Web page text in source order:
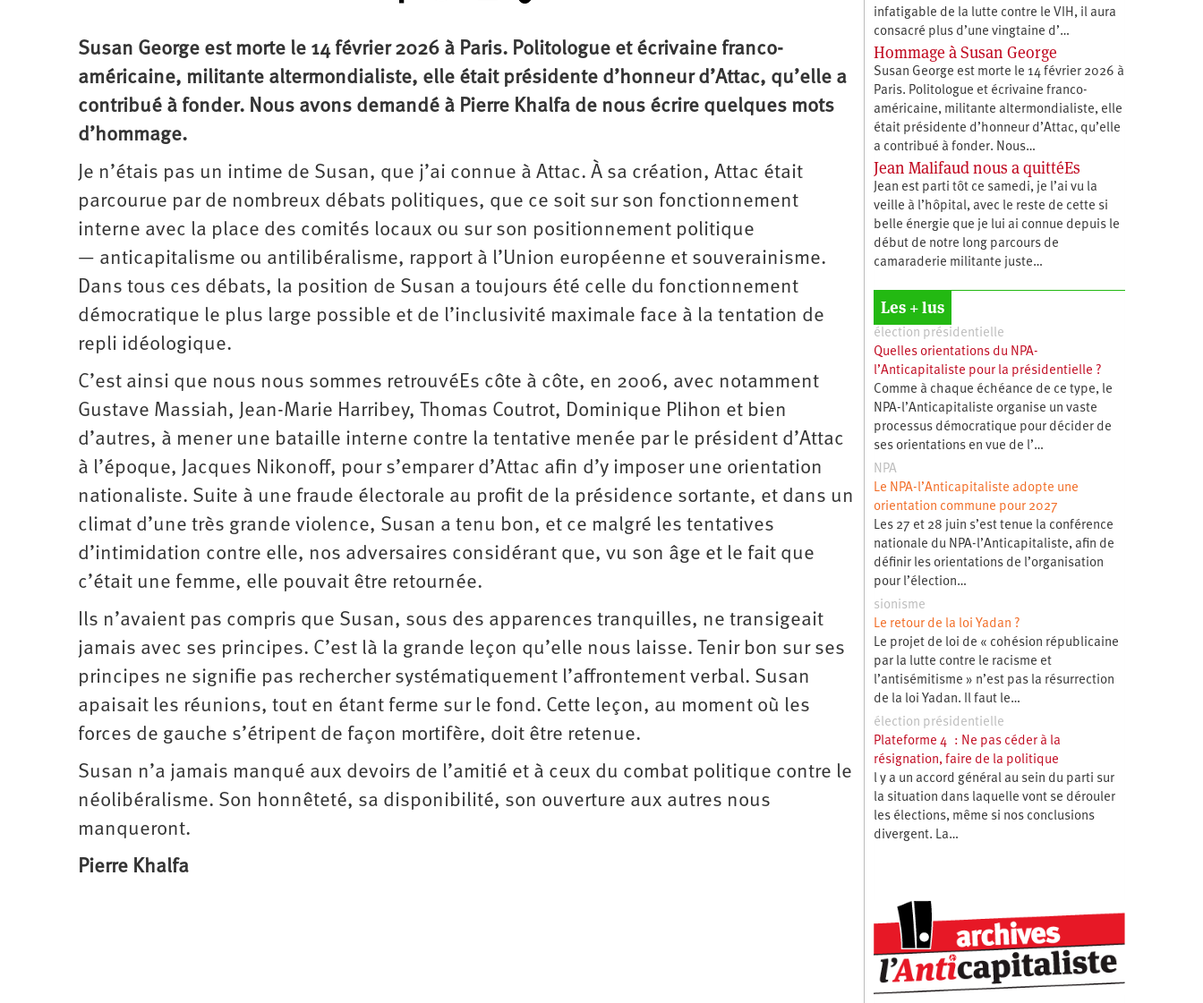
Susan George est morte le 14 février 2026 à Paris. Politologue et écrivaine franco-
américaine, militante altermondialiste, elle était présidente d’honneur d’Attac, qu’elle a
contribué à fonder. Nous avons demandé à Pierre Khalfa de nous écrire quelques mots
d’hommage.
Je n’étais pas un intime de Susan, que j’ai connue à Attac. À sa création, Attac était
parcourue par de nombreux débats politiques, que ce soit sur son fonctionnement
interne avec la place des comités locaux ou sur son positionnement politique
— anticapitalisme ou antilibéralisme, rapport à l’Union européenne et souverainisme.
Dans tous ces débats, la position de Susan a toujours été celle du fonctionnement
démocratique le plus large possible et de l’inclusivité maximale face à la tentation de
repli idéologique.
C’est ainsi que nous nous sommes retrouvéEs côte à côte, en 2006, avec notamment
Gustave Massiah, Jean-Marie Harribey, Thomas Coutrot, Dominique Plihon et bien
d’autres, à mener une bataille interne contre la tentative menée par le président d’Attac
à l’époque, Jacques Nikonoff, pour s’emparer d’Attac afin d’y imposer une orientation
nationaliste. Suite à une fraude électorale au profit de la présidence sortante, et dans un
climat d’une très grande violence, Susan a tenu bon, et ce malgré les tentatives
d’intimidation contre elle, nos adversaires considérant que, vu son âge et le fait que
c’était une femme, elle pouvait être retournée.
Ils n’avaient pas compris que Susan, sous des apparences tranquilles, ne transigeait
jamais avec ses principes. C’est là la grande leçon qu’elle nous laisse. Tenir bon sur ses
principes ne signifie pas rechercher systématiquement l’affrontement verbal. Susan
apaisait les réunions, tout en étant ferme sur le fond. Cette leçon, au moment où les
forces de gauche s’étripent de façon mortifère, doit être retenue.
Susan n’a jamais manqué aux devoirs de l’amitié et à ceux du combat politique contre le
néo­libéralisme. Son honnêteté, sa disponibilité, son ouverture aux autres nous
manqueront.
Pierre Khalfa
infatigable de la lutte contre le VIH, il aura
consacré plus d’une vingtaine d’…
Hommage à Susan George
Susan George est morte le 14 février 2026 à
Paris. Politologue et écrivaine franco-
américaine, militante altermondialiste, elle
était présidente d’honneur d’Attac, qu’elle
a contribué à fonder. Nous…
Jean Malifaud nous a quittéEs
Jean est parti tôt ce samedi, je l’ai vu la
veille à l’hôpital, avec le reste de cette si
belle énergie que je lui ai connue depuis le
début de notre long parcours de
camaraderie militante juste…
Les + lus
élection présidentielle
Quelles orientations du NPA-
l’Anticapitaliste pour la présidentielle ?
Comme à chaque échéance de ce type, le
NPA-l’Anticapitaliste organise un vaste
processus démocratique pour décider de
ses orientations en vue de l’…
NPA
Le NPA-l’Anticapitaliste adopte une
orientation commune pour 2027
Les 27 et 28 juin s’est tenue la conférence
nationale du NPA-l’Anticapitaliste, afin de
définir les orientations de l’organisation
pour l’élection…
sionisme
Le retour de la loi Yadan ?
Le projet de loi de « cohésion républicaine
par la lutte contre le racisme et
l’antisémitisme » n’est pas la résurrection
de la loi Yadan. Il faut le…
élection présidentielle
Plateforme 4 : Ne pas céder à la
résignation, faire de la politique
l y a un accord général au sein du parti sur
la situation dans laquelle vont se dérouler
les élections, même si nos conclusions
divergent. La…